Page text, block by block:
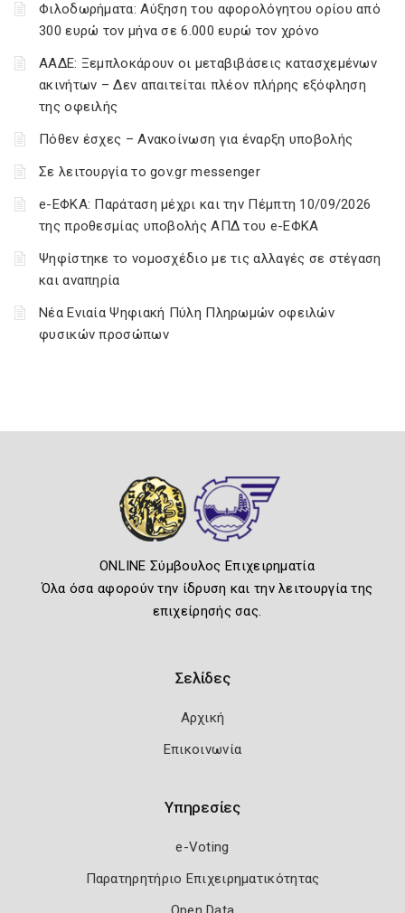
Φιλοδωρήματα: Αύξηση του αφορολόγητου ορίου από
300 ευρώ τον μήνα σε 6.000 ευρώ τον χρόνο
ΑΑΔΕ: Ξεμπλοκάρουν οι μεταβιβάσεις κατασχεμένων
ακινήτων – Δεν απαιτείται πλέον πλήρης εξόφληση
της οφειλής
Πόθεν έσχες – Ανακοίνωση για έναρξη υποβολής
Σε λειτουργία το gov.gr messenger
e-ΕΦΚΑ: Παράταση μέχρι και την Πέμπτη 10/09/2026
της προθεσμίας υποβολής ΑΠΔ του e-ΕΦΚΑ
Ψηφίστηκε το νομοσχέδιο με τις αλλαγές σε στέγαση
και αναπηρία
Νέα Ενιαία Ψηφιακή Πύλη Πληρωμών οφειλών
φυσικών προσώπων
ONLINE Σύμβουλος Επιχειρηματία
Όλα όσα αφορούν την ίδρυση και την λειτουργία της
επιχείρησής σας.
Σελίδες
Αρχική
Επικοινωνία
Υπηρεσίες
e-Voting
Παρατηρητήριο Επιχειρηματικότητας